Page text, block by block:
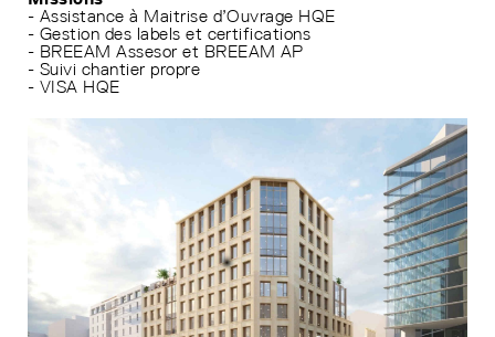
- Assistance à Maitrise d’Ouvrage HQE
- Gestion des labels et certifications
- BREEAM Assesor et BREEAM AP
- Suivi chantier propre
- VISA HQE